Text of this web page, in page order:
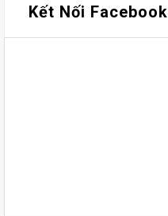
Kết Nối Facebook